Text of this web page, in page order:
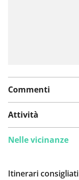
Commenti
Attività
Nelle vicinanze
Itinerari consigliati